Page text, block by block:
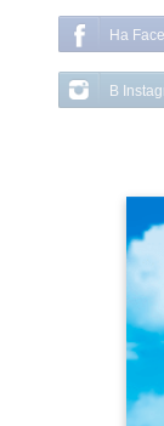
На
В